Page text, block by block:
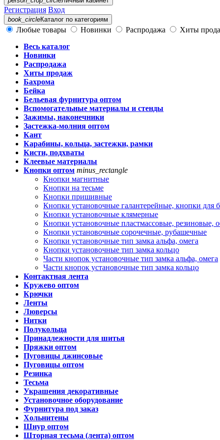
Регистрация Вход
book_circleКаталог по категориям
Любые товары Новинки Распродажа
Хиты
Весь каталог
Новинки
Распродажа
Хиты продаж
Бахрома
Бейка
Бельевая фурнитура оптом
Вспомогательные материалы и стенды
Зажимы, наконечники
Застежка-молния оптом
Кант
Карабины, кольца, застежки, рамки
Кисти, подхваты
Клеевые материалы
Кнопки оптом minus_rectangle
Кнопки магнитные
Кнопки на тесьме
Кнопки пришивные
Кнопки установочные галантерейные, кнопки для
Кнопки установочные клямерные
Кнопки установочные пластмассовые, резиновые,
Кнопки установочные сорочечные, рубашечные
Кнопки установочные тип замка альфа, омега
Кнопки установочные тип замка кольцо
Части кнопок установочные тип замка альфа, омега
Части кнопок установочные тип замка кольцо
Контактная лента
Кружево оптом
Крючки
Ленты
Люверсы
Нитки
Полукольца
Принадлежности для шитья
Пряжки оптом
Пуговицы джинсовые
Пуговицы оптом
Резинка
Тесьма
Украшения декоративные
Установочное оборудование
Фурнитура под заказ
Хольнитены
Шнур оптом
Шторная тесьма (лента) оптом